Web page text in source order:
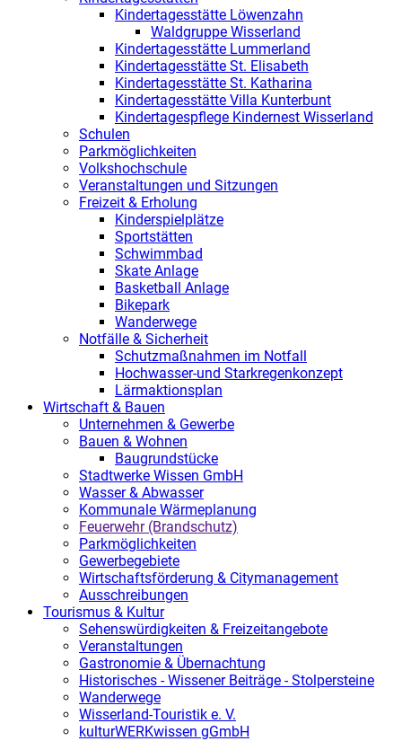
Kindertagesstätte Löwenzahn
Waldgruppe Wisserland
Kindertagesstätte Lummerland
Kindertagesstätte St. Elisabeth
Kindertagesstätte St. Katharina
Kindertagesstätte Villa Kunterbunt
Kindertagespflege Kindernest Wisserland
Schulen
Parkmöglichkeiten
Volkshochschule
Veranstaltungen und Sitzungen
Freizeit & Erholung
Kinderspielplätze
Sportstätten
Schwimmbad
Skate Anlage
Basketball Anlage
Bikepark
Wanderwege
Notfälle & Sicherheit
Schutzmaßnahmen im Notfall
Hochwasser-und Starkregenkonzept
Lärmaktionsplan
Wirtschaft & Bauen
Unternehmen & Gewerbe
Bauen & Wohnen
Baugrundstücke
Stadtwerke Wissen GmbH
Wasser & Abwasser
Kommunale Wärmeplanung
Feuerwehr (Brandschutz)
Parkmöglichkeiten
Gewerbegebiete
Wirtschaftsförderung & Citymanagement
Ausschreibungen
Tourismus & Kultur
Sehenswürdigkeiten & Freizeitangebote
Veranstaltungen
Gastronomie & Übernachtung
Historisches - Wissener Beiträge - Stolpersteine
Wanderwege
Wisserland-Touristik e. V.
kulturWERKwissen gGmbH